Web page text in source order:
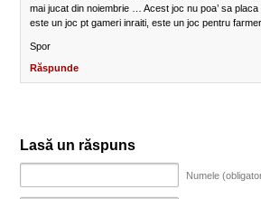
mai jucat din noiembrie … Acest joc nu poa’ sa placa
este un joc pt gameri inraiti, este un joc pentru
Spor
Răspunde
Lasă un răspuns
Numele